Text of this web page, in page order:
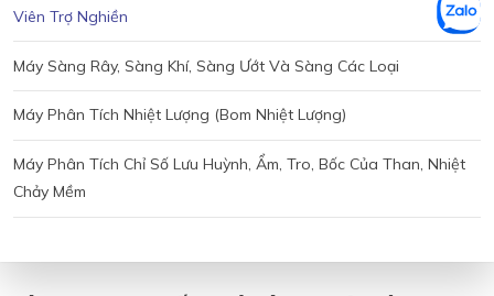
Viên Trợ Nghiền
Máy Sàng Rây, Sàng Khí, Sàng Ướt Và Sàng Các Loại
Máy Phân Tích Nhiệt Lượng (bom Nhiệt Lượng)
Máy Phân Tích Chỉ Số Lưu Huỳnh, Ẩm, Tro, Bốc Của Than, Nhiệt
Chảy Mềm